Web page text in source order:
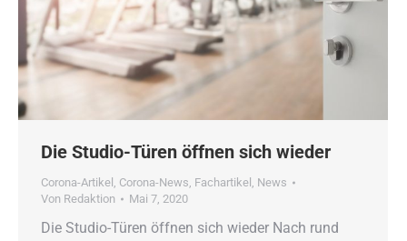
Die Studio-Türen öffnen sich wieder
Corona-Artikel , Corona-News, Fachartikel , News
Von Redaktion Mai 7, 2020
Die Studio-Türen öffnen sich wieder Nach rund